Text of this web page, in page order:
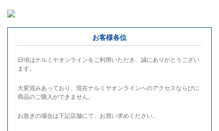
お客様各位
日頃はナルミヤオンラインをご利用いただき、誠にありがとうござい
ます。
大変混みあっており、現在ナルミヤオンラインへのアクセスならびに
商品のご購入ができません。
お急ぎの場合は下記店舗にて、お買い求めください。